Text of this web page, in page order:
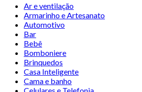
Ar e ventilação
Armarinho e Artesanato
Automotivo
Bar
Bebê
Bomboniere
Brinquedos
Casa Inteligente
Cama e banho